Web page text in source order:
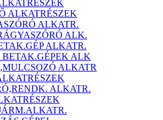
ALKATRÉSZEK
ALKATR.
ALK.
ALKATR.
ALK
ALKATR
ALKATR.